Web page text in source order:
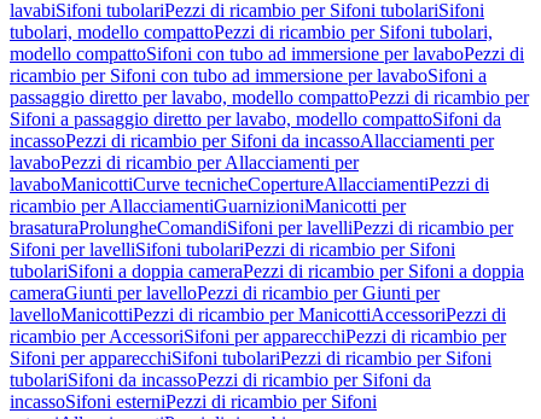
lavabiSifoni tubolariPezzi di ricambio per Sifoni tubolariSifoni
tubolari, modello compattoPezzi di ricambio per Sifoni tubolari,
modello compattoSifoni con tubo ad immersione per lavaboPezzi di
ricambio per Sifoni con tubo ad immersione per lavaboSifoni a
passaggio diretto per lavabo, modello compattoPezzi di ricambio per
Sifoni a passaggio diretto per lavabo, modello compattoSifoni da
incassoPezzi di ricambio per Sifoni da incassoAllacciamenti per
lavaboPezzi di ricambio per Allacciamenti per
lavaboManicottiCurve tecnicheCopertureAllacciamentiPezzi di
ricambio per AllacciamentiGuarnizioniManicotti per
brasaturaProlungheComandiSifoni per lavelliPezzi di ricambio per
Sifoni per lavelliSifoni tubolariPezzi di ricambio per Sifoni
tubolariSifoni a doppia cameraPezzi di ricambio per Sifoni a doppia
cameraGiunti per lavelloPezzi di ricambio per Giunti per
lavelloManicottiPezzi di ricambio per ManicottiAccessoriPezzi di
ricambio per AccessoriSifoni per apparecchiPezzi di ricambio per
Sifoni per apparecchiSifoni tubolariPezzi di ricambio per Sifoni
tubolariSifoni da incassoPezzi di ricambio per Sifoni da
incassoSifoni esterniPezzi di ricambio per Sifoni